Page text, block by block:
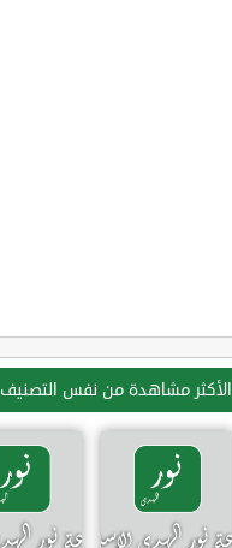
الأكثر مشاهدة من نفس التصنيف